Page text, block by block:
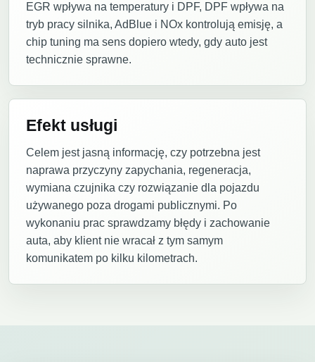
EGR wpływa na temperatury i DPF, DPF wpływa na
tryb pracy silnika, AdBlue i NOx kontrolują emisję, a
chip tuning ma sens dopiero wtedy, gdy auto jest
technicznie sprawne.
Efekt usługi
Celem jest jasną informację, czy potrzebna jest
naprawa przyczyny zapychania, regeneracja,
wymiana czujnika czy rozwiązanie dla pojazdu
używanego poza drogami publicznymi. Po
wykonaniu prac sprawdzamy błędy i zachowanie
auta, aby klient nie wracał z tym samym
komunikatem po kilku kilometrach.